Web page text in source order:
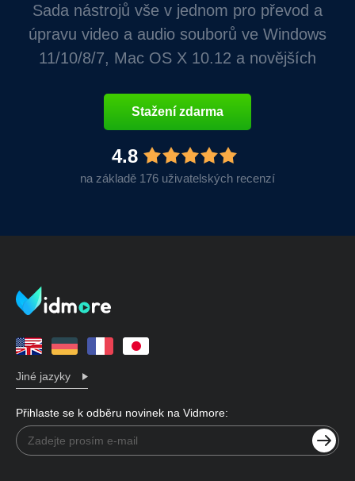
Sada nástrojů vše v jednom pro převod a
úpravu video a audio souborů ve Windows
11/10/8/7, Mac OS X 10.12 a novějších
Stažení zdarma
4.8
na základě 176 uživatelských recenzí
Jiné jazyky
Přihlaste se k odběru novinek na Vidmore: